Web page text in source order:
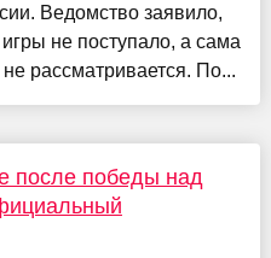
Ведомство заявило,
не поступало, а сама
рассматривается. По...
после победы над